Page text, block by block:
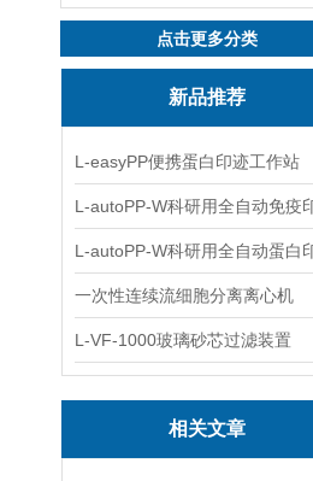
点击更多分类
新品推荐
L-easyPP便携蛋白印迹工作站
一次性连续流细胞分离离心机
L-VF-1000玻璃砂芯过滤装置
相关文章